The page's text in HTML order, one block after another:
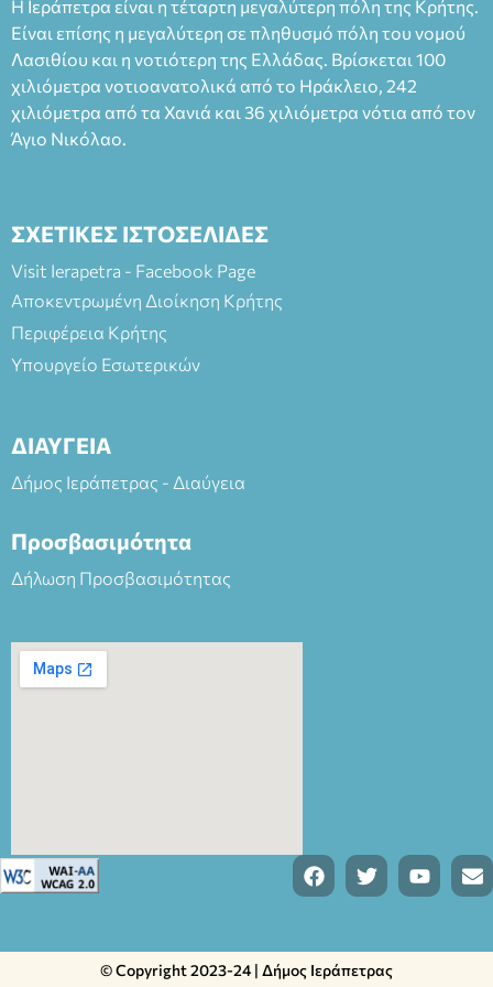
Η Ιεράπετρα είναι η τέταρτη μεγαλύτερη πόλη της Κρήτης.
Είναι επίσης η μεγαλύτερη σε πληθυσμό πόλη του νομού
Λασιθίου και η νοτιότερη της Ελλάδας. Βρίσκεται 100
χιλιόμετρα νοτιοανατολικά από το Ηράκλειο, 242
χιλιόμετρα από τα Χανιά και 36 χιλιόμετρα νότια από τον
Άγιο Νικόλαο.
ΣΧΕΤΙΚΕΣ ΙΣΤΟΣΕΛΙΔΕΣ
Visit Ierapetra - Facebook Page
Αποκεντρωμένη Διοίκηση Κρήτης
Περιφέρεια Κρήτης
Υπουργείο Εσωτερικών
ΔΙΑΥΓΕΙΑ
Δήμος Ιεράπετρας - Διαύγεια
Προσβασιμότητα
Δήλωση Προσβασιμότητας
© Copyright 2023-24 | Δήμος Ιεράπετρας